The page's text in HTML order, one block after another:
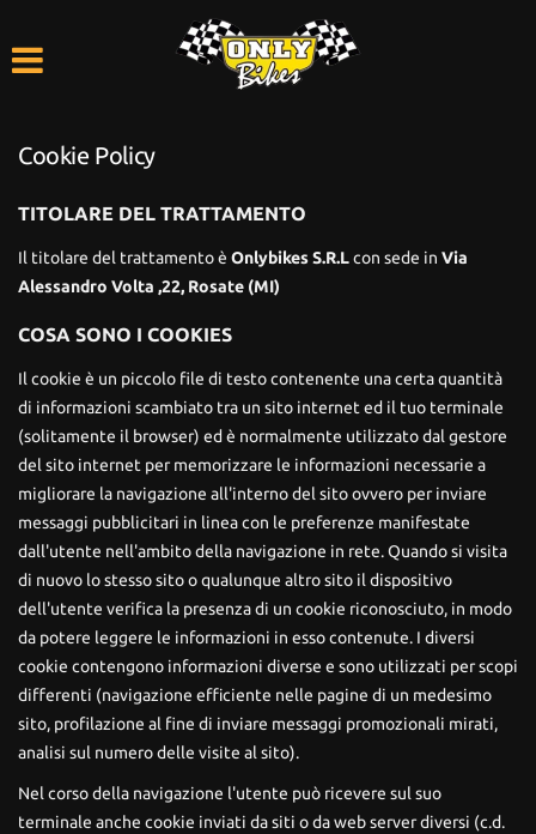
ACQUISTIAMO USATO
ASSISTENZA
Cookie Policy
TITOLARE DEL TRATTAMENTO
Il titolare del trattamento è Onlybikes S.R.Lcon sede in Via
Alessandro Volta ,22, Rosate (MI)
COSA SONO I COOKIES
Il cookie è un piccolo file di testo contenente una certa quantità
di informazioni scambiato tra un sito internet ed il tuo terminale
(solitamente il browser) ed è normalmente utilizzato dal gestore
del sito internet per memorizzare le informazioni necessarie a
migliorare la navigazione all'interno del sito ovvero per inviare
messaggi pubblicitari in linea con le preferenze manifestate
dall'utente nell'ambito della navigazione in rete. Quando si visita
di nuovo lo stesso sito o qualunque altro sito il dispositivo
dell'utente verifica la presenza di un cookie riconosciuto, in modo
da potere leggere le informazioni in esso contenute. I diversi
cookie contengono informazioni diverse e sono utilizzati per scopi
differenti (navigazione efficiente nelle pagine di un medesimo
sito, profilazione al fine di inviare messaggi promozionali mirati,
analisi sul numero delle visite al sito).
Nel corso della navigazione l'utente può ricevere sul suo
terminale anche cookie inviati da siti o da web server diversi (c.d.